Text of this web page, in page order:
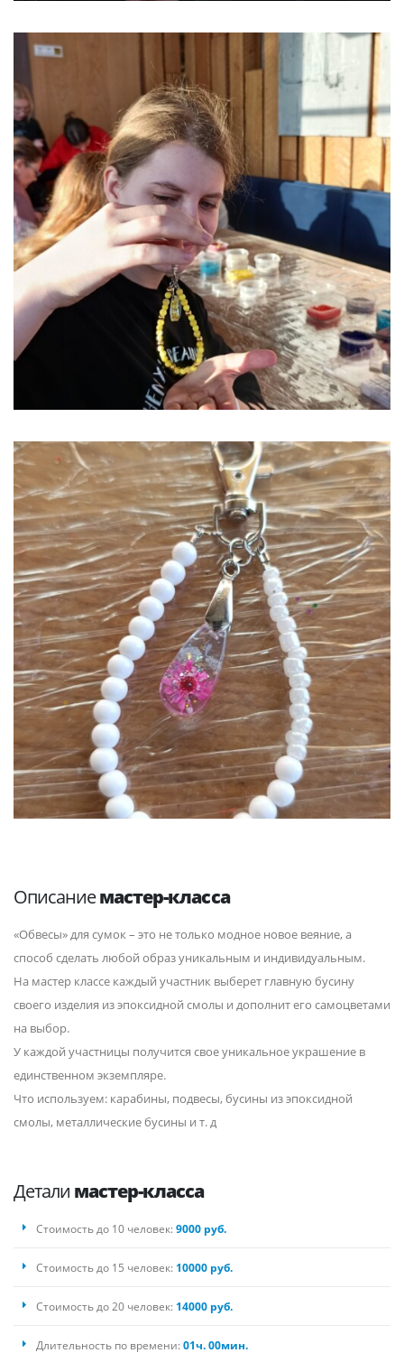
Описаниемастер-класса
«Обвесы» для сумок – это не только модное новое веяние, а
способ сделать любой образ уникальным и индивидуальным.
На мастер классе каждый участник выберет главную бусину
своего изделия из эпоксидной смолы и дополнит его самоцветами
на выбор.
У каждой участницы получится свое уникальное украшение в
единственном экземпляре.
Что используем: карабины, подвесы, бусины из эпоксидной
смолы, металлические бусины и т. д
Детали мастер-класса
Стоимость до 10 человек:9000 руб.
Стоимость до 15 человек: 10000 руб.
Стоимость до 20 человек: 14000 руб.
Длительность по времени:01ч. 00мин.